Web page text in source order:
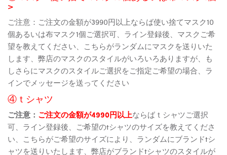
>
ご注意：ご注文の金額が3990円以上ならば使い捨てマスク10
個あるいは布マスク1個ご選択可、ライン登録後、マスクご希
望を教えてください、こちらがランダムにマスクを送りいた
します、弊店のマスクのスタイルがいろいろありますが、も
しさらにマスクのスタイルご選択をご指定ご希望の場合、ラ
インでメッセージを送ってください
④ｔシャツ
ご注意： ご注文の金額が4990円以上ならばｔシャツご選択
可、ライン登録後、ご希望のtシャツのサイズを教えてくださ
い、こちらがご希望のサイズにより、ランダムにブランドtシ
ャツを送りいたします、弊店がブランドtシャツのスタイルが